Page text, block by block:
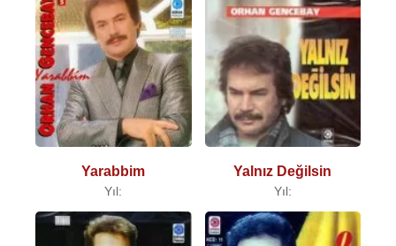
Yarabbim
Yıl:
Yalnız Değilsin
Yıl: